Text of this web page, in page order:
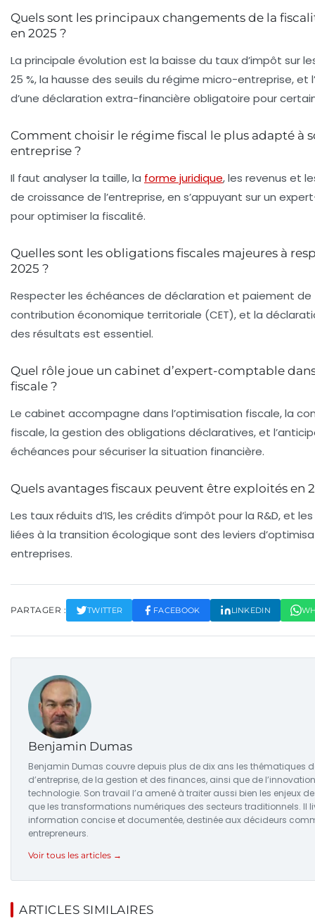
Quels sont les principaux changements de la
en 2025 ?
La principale évolution est la baisse du taux d’impôt sur
25 %, la hausse des seuils du régime micro-entreprise, et
d’une déclaration extra-financière obligatoire pour
Comment choisir le régime fiscal le plus adapté à
entreprise ?
Il faut analyser la taille, la forme juridique, les revenus et
de croissance de l’entreprise, en s’appuyant sur un
pour optimiser la fiscalité.
Quelles sont les obligations fiscales majeures à
2025 ?
Respecter les échéances de déclaration et paiement de
contribution économique territoriale (CET), et la
des résultats est essentiel.
Quel rôle joue un cabinet d’expert-comptable
fiscale ?
Le cabinet accompagne dans l’optimisation fiscale, la
fiscale, la gestion des obligations déclaratives, et
échéances pour sécuriser la situation financière.
Quels avantages fiscaux peuvent être exploités en
Les taux réduits d’IS, les crédits d’impôt pour la R&D, et
liées à la transition écologique sont des leviers
entreprises.
PARTAGER : TWITTER FACEBOOK LINKEDIN
Benjamin Dumas
Benjamin Dumas couvre depuis plus de dix ans les thématiques
d’entreprise, de la gestion et des finances, ainsi que de
technologie. Son travail l’a amené à traiter aussi bien les enjeux
que les transformations numériques des secteurs traditionnels. Il
information concise et documentée, destinée aux décideurs
entrepreneurs.
Voir tous les articles →
ARTICLES SIMILAIRES